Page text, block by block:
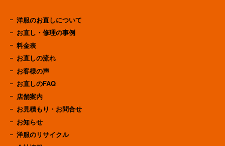
洋服のお直しについて
お直し・修理の事例
料金表
お直しの流れ
お客様の声
お直しのFAQ
店舗案内
お見積もり・お問合せ
お知らせ
洋服のリサイクル